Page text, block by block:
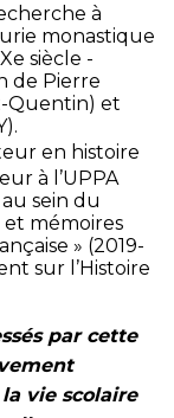
à
monastique
siècle -
de Pierre
Quentin) et
en histoire
à l’UPPA
sein du
mémoires
» (2019-
sur l’Histoire
par cette
vie scolaire